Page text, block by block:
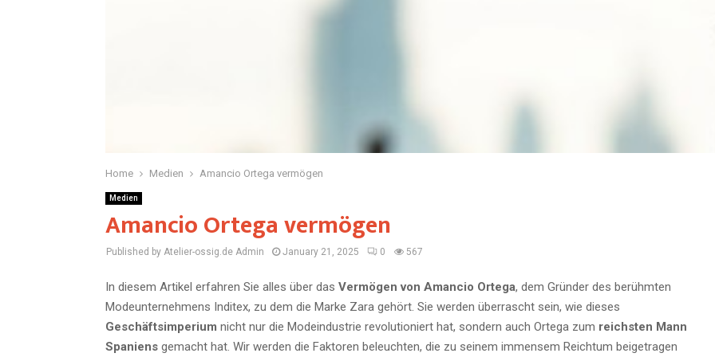
Home Medien Amancio Ortega vermögen
Medien
Amancio Ortega vermögen
Published by Atelier-ossig.de Admin January 21, 2025 0 567
In diesem Artikel erfahren Sie alles über das Vermögen von Amancio Ortega, dem Gründer des berühmten
Modeunternehmens Inditex, zu dem die Marke Zara gehört. Sie werden überrascht sein, wie dieses
Geschäftsimperium nicht nur die Modeindustrie revolutioniert hat, sondern auch Ortega zum reichsten Mann
Spaniens gemacht hat. Wir werden die Faktoren beleuchten, die zu seinem immensem Reichtum beigetragen